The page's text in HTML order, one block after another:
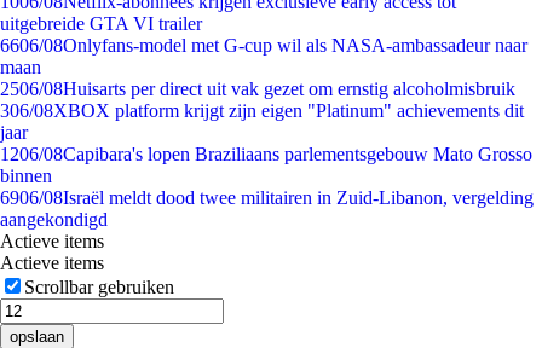
uitgebreide GTA VI trailer
6606/08Onlyfans-model met G-cup wil als NASA-ambassadeur naar
maan
2506/08Huisarts per direct uit vak gezet om ernstig alcoholmisbruik
306/08XBOX platform krijgt zijn eigen "Platinum" achievements dit
jaar
1206/08Capibara's lopen Braziliaans parlementsgebouw Mato Grosso
binnen
6906/08Israël meldt dood twee militairen in Zuid-Libanon, vergelding
aangekondigd
Actieve items
Actieve items
Scrollbar gebruiken
opslaan